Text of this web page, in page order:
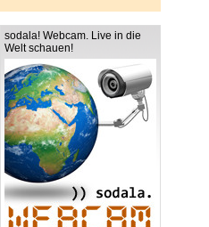
sodala! Webcam. Live in die
Welt schauen!